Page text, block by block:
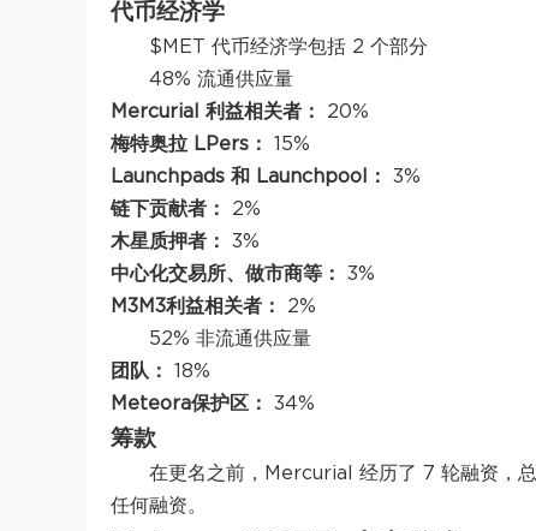
代币经济学
$MET 代币经济学包括 2 个部分
48% 流通供应量
Mercurial 利益相关者：
20%
梅特奥拉 LPers：
15%
Launchpads 和 Launchpool：
3%
链下贡献者：
2%
木星质押者：
3%
中心化交易所、做市商等：
3%
M3M3利益相关者：
2%
52% 非流通供应量
团队：
18%
Meteora保护区： 34%
筹款
在更名之前，Mercurial 经历了 7 轮融资，
任何融资。